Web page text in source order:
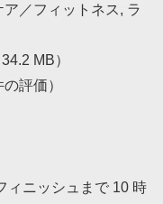
／フィットネス, ラ
MB）
評価）
ィニッシュまで 10 時